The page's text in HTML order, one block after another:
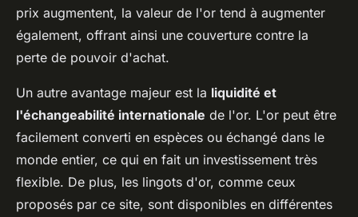
prix augmentent, la valeur de l'or tend à augmenter
également, offrant ainsi une couverture contre la
perte de pouvoir d'achat.
Un autre avantage majeur est la liquidité et
l'échangeabilité internationale de l'or. L'or peut être
facilement converti en espèces ou échangé dans le
monde entier, ce qui en fait un investissement très
flexible. De plus, les lingots d'or, comme ceux
proposés par ce site, sont disponibles en différentes